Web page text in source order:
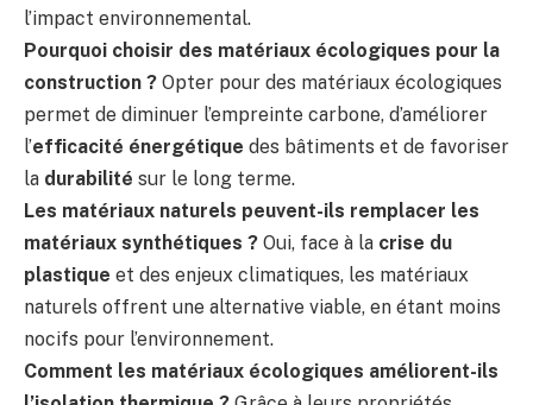
l’impact environnemental.
Pourquoi choisir des matériaux écologiques pour la
construction ? Opter pour des matériaux écologiques
permet de diminuer l’empreinte carbone, d’améliorer
l’efficacité énergétique des bâtiments et de favoriser
la durabilité sur le long terme.
Les matériaux naturels peuvent-ils remplacer les
matériaux synthétiques ? Oui, face à la crise du
plastique et des enjeux climatiques, les matériaux
naturels offrent une alternative viable, en étant moins
nocifs pour l’environnement.
Comment les matériaux écologiques améliorent-ils